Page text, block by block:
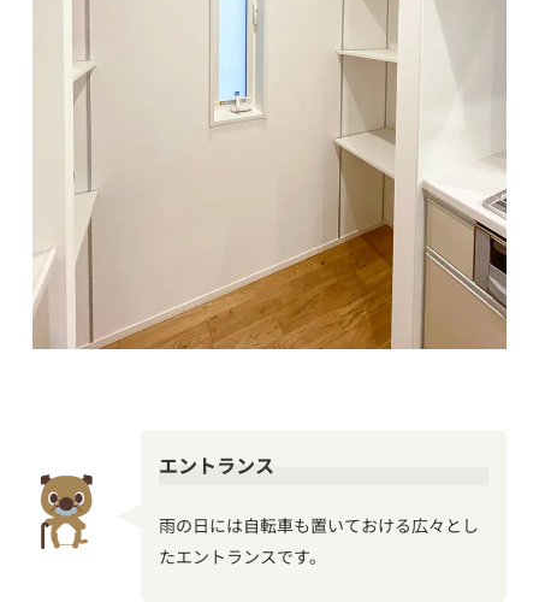
エントランス
雨の日には自転車も置いておける広々とし
たエントランスです。